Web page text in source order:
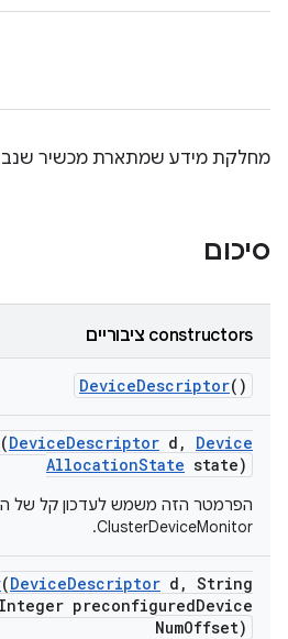
מחלקת מידע שמתארת מכשיר
סיכום
‫constructors ציבוריים
DeviceDescriptor()
(DeviceDescriptor d ,
Device
AllocationState state)
הפרמטר הזה משמש לעדכון קל של
ClusterDeviceMonitor.
(DeviceDescriptor d , String
Integer preconfiguredDevice
NumOffset)